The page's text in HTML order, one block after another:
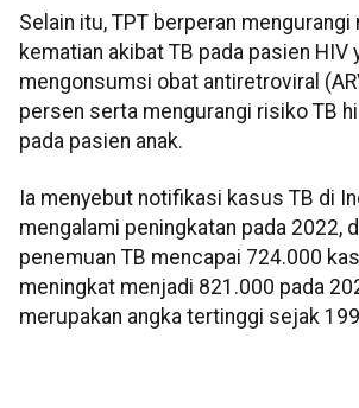
Selain itu, TPT berperan mengurangi
kematian akibat TB pada pasien HIV
mengonsumsi obat antiretroviral
persen serta mengurangi risiko TB
pada pasien anak.
Ia menyebut notifikasi kasus TB di
mengalami peningkatan pada 2022,
penemuan TB mencapai 724.000
meningkat menjadi 821.000 pada
merupakan angka tertinggi sejak